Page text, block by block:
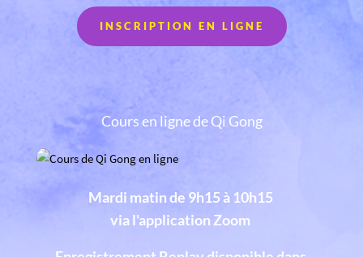
INSCRIPTION EN LIGNE
Cours en ligne de Qi Gong
Mardi matin de 9h15 à 10h15
via l'application Zoom